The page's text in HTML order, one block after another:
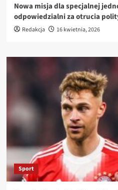
Nowa misja dla specjalnej
odpowiedzialni za otrucia
Redakcja 16 kwietnia, 2026
Sport